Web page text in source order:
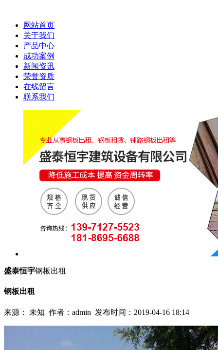
网站首页
关于我们
产品中心
成功案例
新闻资讯
荣誉资质
在线留言
联系我们
盛泰恒宇钢板出租
钢板出租
来源： 未知 作者：admin 发布时间：2019-04-16 18:14